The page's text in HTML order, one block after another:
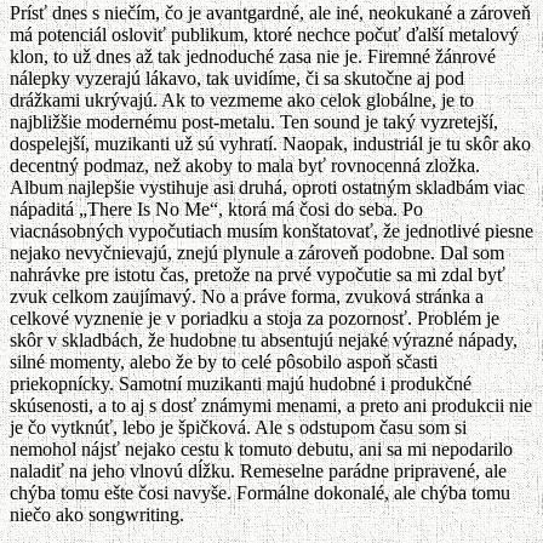
Prísť dnes s niečím, čo je avantgardné, ale iné, neokukané a zároveň
má potenciál osloviť publikum, ktoré nechce počuť ďalší metalový
klon, to už dnes až tak jednoduché zasa nie je. Firemné žánrové
nálepky vyzerajú lákavo, tak uvidíme, či sa skutočne aj pod
drážkami ukrývajú. Ak to vezmeme ako celok globálne, je to
najbližšie modernému post-metalu. Ten sound je taký vyzretejší,
dospelejší, muzikanti už sú vyhratí. Naopak, industriál je tu skôr ako
decentný podmaz, než akoby to mala byť rovnocenná zložka.
Album najlepšie vystihuje asi druhá, oproti ostatným skladbám viac
nápaditá „There Is No Me“, ktorá má čosi do seba. Po
viacnásobných vypočutiach musím konštatovať, že jednotlivé piesne
nejako nevyčnievajú, znejú plynule a zároveň podobne. Dal som
nahrávke pre istotu čas, pretože na prvé vypočutie sa mi zdal byť
zvuk celkom zaujímavý. No a práve forma, zvuková stránka a
celkové vyznenie je v poriadku a stoja za pozornosť. Problém je
skôr v skladbách, že hudobne tu absentujú nejaké výrazné nápady,
silné momenty, alebo že by to celé pôsobilo aspoň sčasti
priekopnícky. Samotní muzikanti majú hudobné i produkčné
skúsenosti, a to aj s dosť známymi menami, a preto ani produkcii nie
je čo vytknúť, lebo je špičková. Ale s odstupom času som si
nemohol nájsť nejako cestu k tomuto debutu, ani sa mi nepodarilo
naladiť na jeho vlnovú dĺžku. Remeselne parádne pripravené, ale
chýba tomu ešte čosi navyše. Formálne dokonalé, ale chýba tomu
niečo ako songwriting.